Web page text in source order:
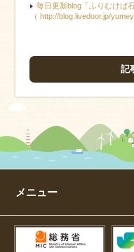
毎日更新blog「ふりむけば石
（ http://blog.livedoor.jp/
記
メニュー